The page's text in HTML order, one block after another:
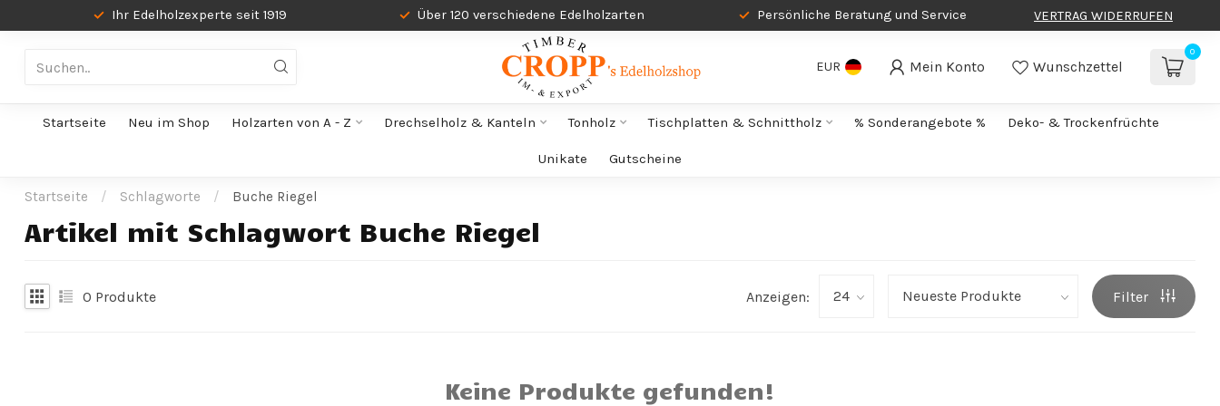
Ihr Edelholzexperte seit 1919 Über 120 verschiedene Edelholzarten Persönliche Beratung und Service VERTRAG WIDERRUFEN
EUR Mein Konto Wunschzettel
0
Startseite Neu im Shop Holzarten von A - Z Drechselholz & Kanteln Tonholz Tischplatten & Schnittholz % Sonderangebote % Deko- & Trockenfrüchte
Unikate Gutscheine
Startseite / Schlagworte / Buche Riegel
Artikel mit Schlagwort Buche Riegel
0 Produkte Anzeigen: Filter
Keine Produkte gefunden!